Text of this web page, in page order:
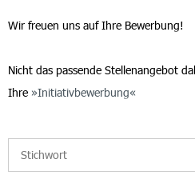
Wir freuen uns auf Ihre Bewerbung!
Nicht das passende Stellenangebot
Ihre
Initiativbewerbung